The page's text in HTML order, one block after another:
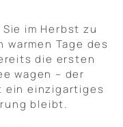
im Herbst zu
Tage des
die ersten
wagen – der
ein einzigartiges
bleibt.